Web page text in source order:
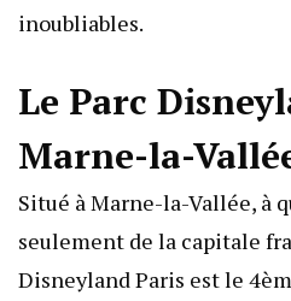
inoubliables.
Le Parc
Marne-la-
Situé à Marne-la-Vallée, à
seulement de la capitale
Disneyland Paris est le